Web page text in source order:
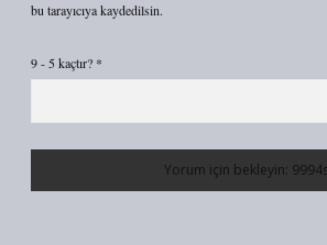
bu tarayıcıya kaydedilsin.
9 - 5 kaçtır? *